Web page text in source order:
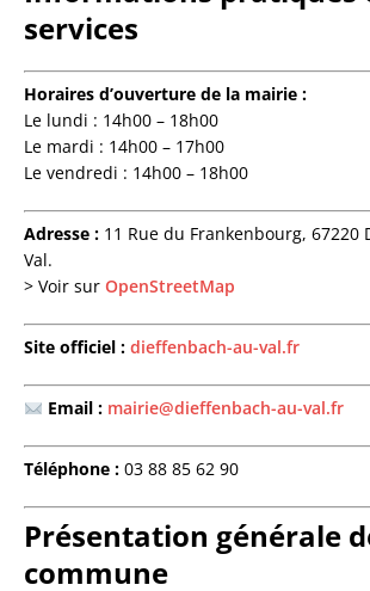
services
Horaires d’ouverture de la mairie :
Le lundi : 14h00 – 18h00
Le mardi : 14h00 – 17h00
Le vendredi : 14h00 – 18h00
Adresse : 11 Rue du Frankenbourg, 67220
Val.
> Voir sur OpenStreetMap
Site officiel : dieffenbach-au-val.fr
Email : mairie@dieffenbach-au-val.fr
Téléphone : 03 88 85 62 90
Présentation générale
commune